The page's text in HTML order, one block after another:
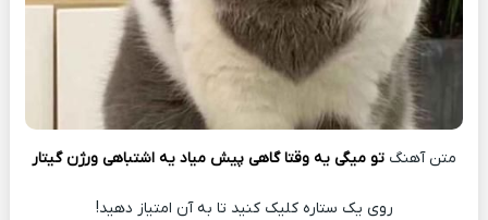
متن آهنگ تو میگی یه وقتا گاهی پیش میاد یه اشتباهی ورژن گیتار
روی یک ستاره کلیک کنید تا به آن امتیاز دهید!